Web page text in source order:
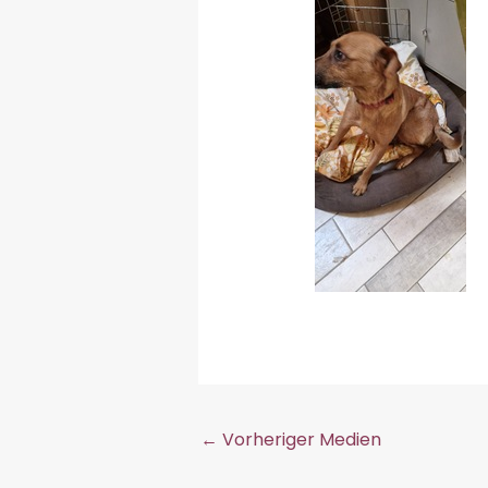
← Vorheriger Medien